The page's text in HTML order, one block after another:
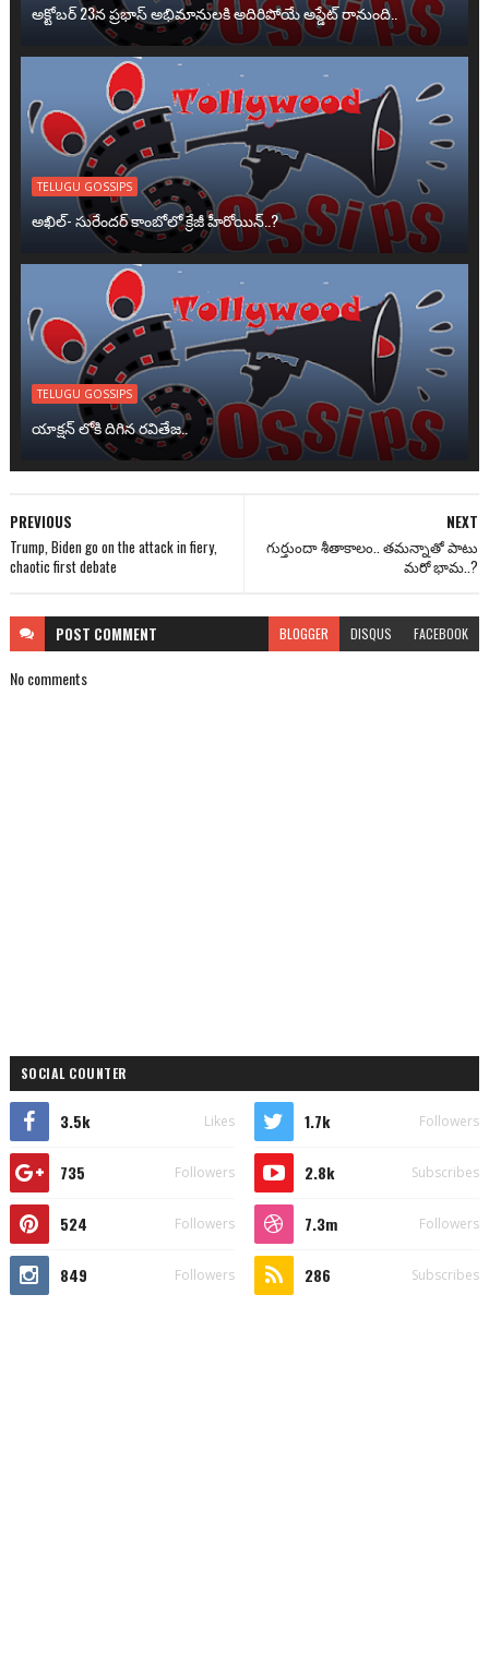
అక్టోబర్ 23న ప్రభాస్ అభిమానులకి అదిరిపోయే అప్డేట్ రానుంది..
TELUGU GOSSIPS
అఖిల్- సురేందర్ కాంబోలో క్రేజీ హీరోయిన్..?
TELUGU GOSSIPS
యాక్షన్ లోకి దిగిన రవితేజ..
NEXT
గుర్తుందా శీతాకాలం.. తమన్నాతో పాటు
మరో భామ..?
PREVIOUS
Trump, Biden go on the attack in fiery,
chaotic first debate
POST COMMENT BLOGGER DISQUS FACEBOOK
No comments
SOCIAL COUNTER
3.5k Likes 1.7k Followers
735 Followers 2.8k Subscribes
524 Followers 7.3m Followers
849 Followers 286 Subscribes